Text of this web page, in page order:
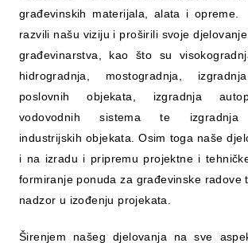
građevinskih materijala, alata i opreme.
razvili našu viziju i proširili svoje
građevinarstva, kao što su
hidrogradnja, mostogradnja,
poslovnih objekata, izgradnja
vodovodnih sistema te izgradnja
industrijskih objekata. Osim toga naše
i na izradu i pripremu projektne i
formiranje ponuda za građevinske radove
nadzor u izođenju projekata.
Širenjem našeg djelovanja na sve